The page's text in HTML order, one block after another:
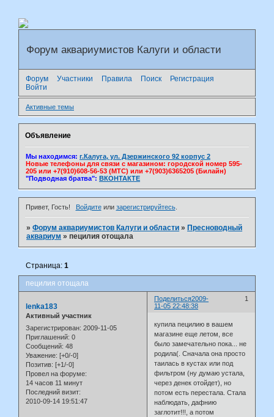
Форум аквариумистов Калуги и области
Форум Участники Правила Поиск
Регистрация
Войти
Активные темы
Объявление
Мы находимся: г.Калуга, ул. Дзержинского 92 корпус 2
Новые телефоны для связи с магазином: городской номер 595-
205 или +7(910)608-56-53 (МТС) или +7(903)6365205 (Билайн)
"Подводная братва": ВКОНТАКТЕ
Привет, Гость! Войдитеили зарегистрируйтесь.
»Форум аквариумистов Калуги и области » Пресноводный
аквариум »пецилия отощала
пецилия отощала
Страница:1
Поделиться 1
2009-
11-05 22:48:38
lenka183
Активный участник
Зарегистрирован: 2009-11-05
Приглашений: 0
Сообщений: 48
Уважение: [+0/-0]
Позитив: [+1/-0]
Провел на форуме:
14 часов 11 минут
Последний визит:
2010-09-14 19:51:47
купила пецилию в вашем
магазине еще летом, все
было замечательно пока... не
родила(. Сначала она просто
таилась в кустах или под
фильтром (ну думаю устала,
через денек отойдет), но
потом есть перестала. Стала
наблюдать, дафнию
заглотит!!!, а потом